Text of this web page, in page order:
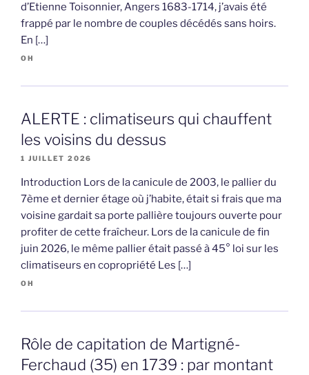
d’Etienne Toisonnier, Angers 1683-1714, j’avais été
frappé par le nombre de couples décédés sans hoirs.
En […]
OH
ALERTE : climatiseurs qui chauffent
les voisins du dessus
1 JUILLET 2026
Introduction Lors de la canicule de 2003, le pallier du
7ème et dernier étage où j’habite, était si frais que ma
voisine gardait sa porte pallière toujours ouverte pour
profiter de cette fraîcheur. Lors de la canicule de fin
juin 2026, le même pallier était passé à 45° loi sur les
climatiseurs en copropriété Les […]
OH
Rôle de capitation de Martigné-
Ferchaud (35) en 1739 : par montant